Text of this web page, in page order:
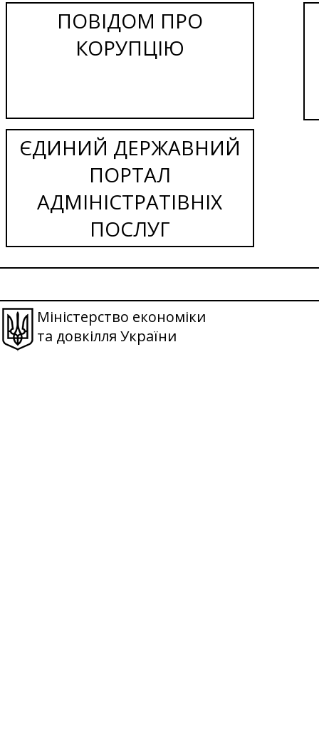
ПОВІДОМ ПРО
КОРУПЦІЮ
ЄДИНИЙ ДЕРЖАВНИЙ
ПОРТАЛ
АДМІНІСТРАТІВНІХ
ПОСЛУГ
Міністерство економіки
та довкілля України